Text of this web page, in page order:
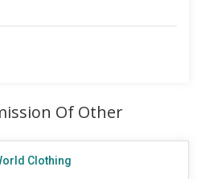
Of Other
Clothing